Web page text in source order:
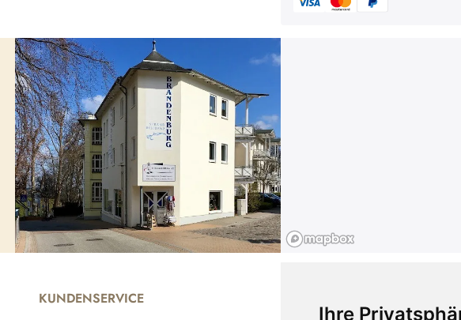
Ihre
KUNDENSERVICE